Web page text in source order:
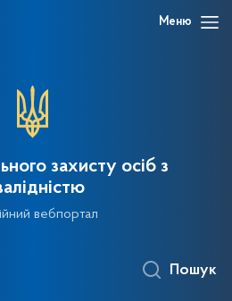
Меню
захисту осіб з
вебпортал
Пошук